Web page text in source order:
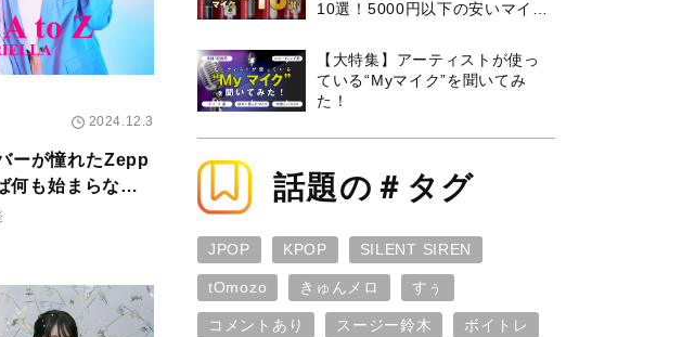
2024.12.3
ーが憧れたZepp
何も始まらない
】最終
10選！5000円以下の安いマイク
【大特集】アーティストが使っ
ている“Myマイク”を聞いてみ
た！
話題の＃タグ
JPOP KPOP SILENT SIREN
tOmozo きゅんメロ すぅ
コメントあり スージー鈴木 ボイトレ